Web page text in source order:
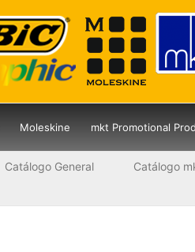
Moleskine mkt Promotional
Catálogo General Catálogo